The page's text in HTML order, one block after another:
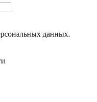
данных.